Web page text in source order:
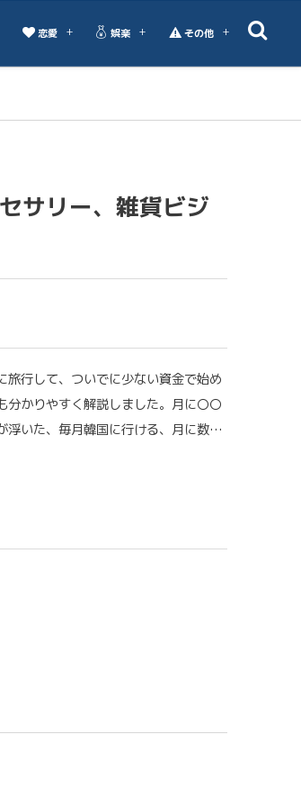
恋愛 娯楽 その他
サリー、雑貨ビジ
行して、ついでに少ない資金で始め
分かりやすく解説しました。月に〇〇
浮いた、毎月韓国に行ける、月に数…